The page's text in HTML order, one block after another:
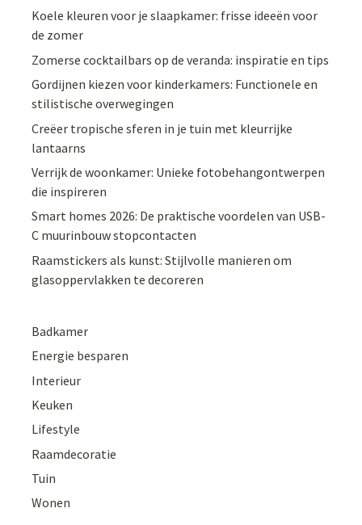
Koele kleuren voor je slaapkamer: frisse ideeën voor
de zomer
Zomerse cocktailbars op de veranda: inspiratie en tips
Gordijnen kiezen voor kinderkamers: Functionele en
stilistische overwegingen
Creëer tropische sferen in je tuin met kleurrijke
lantaarns
Verrijk de woonkamer: Unieke fotobehangontwerpen
die inspireren
Smart homes 2026: De praktische voordelen van USB-
C muurinbouw stopcontacten
Raamstickers als kunst: Stijlvolle manieren om
glasoppervlakken te decoreren
Badkamer
Energie besparen
Interieur
Keuken
Lifestyle
Raamdecoratie
Tuin
Wonen